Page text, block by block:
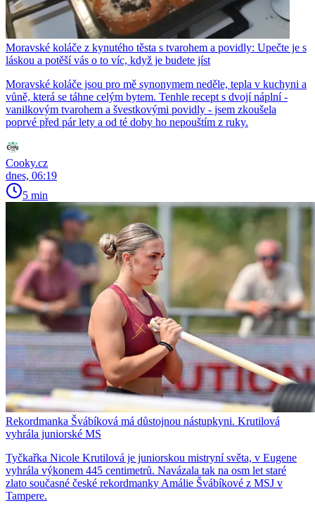
Moravské koláče z kynutého těsta s tvarohem a povidly: Upečte je s
láskou a potěší vás o to víc, když je budete jíst
Moravské koláče jsou pro mě synonymem neděle, tepla v kuchyni a
vůně, která se táhne celým bytem. Tenhle recept s dvojí náplní -
vanilkovým tvarohem a švestkovými povidly - jsem zkoušela
poprvé před pár lety a od té doby ho nepouštím z ruky.
Cooky.cz
dnes, 06:19
5 min
Rekordmanka Švábíková má důstojnou nástupkyni. Krutilová
vyhrála juniorské MS
Tyčkařka Nicole Krutilová je juniorskou mistryní světa, v Eugene
vyhrála výkonem 445 centimetrů. Navázala tak na osm let staré
zlato současné české rekordmanky Amálie Švábíkové z MSJ v
Tampere.